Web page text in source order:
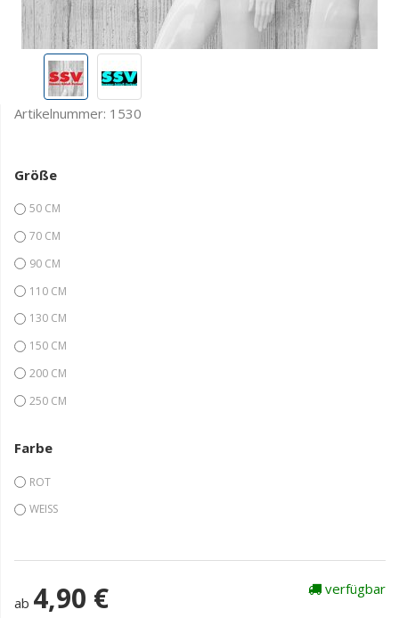
Artikelnummer: 1530
Größe
50 CM
70 CM
90 CM
110 CM
130 CM
150 CM
200 CM
250 CM
Farbe
ROT
WEISS
ab 4,90 € verfügbar